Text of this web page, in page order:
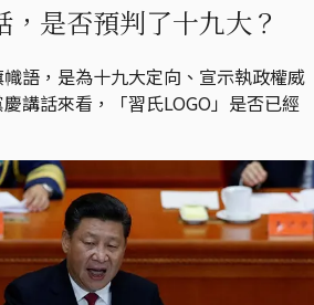
是否預判了十九大？
語，是為十九大定向、宣示執政權威
講話來看，「習氏LOGO」是否已經